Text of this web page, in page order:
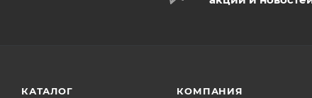
КАТАЛОГ КОМПАНИЯ